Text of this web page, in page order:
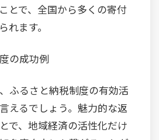
とで、全国から多くの寄付
れます。
の成功例
ふるさと納税制度の有効活
えるでしょう。魅力的な返
で、地域経済の活性化だけ